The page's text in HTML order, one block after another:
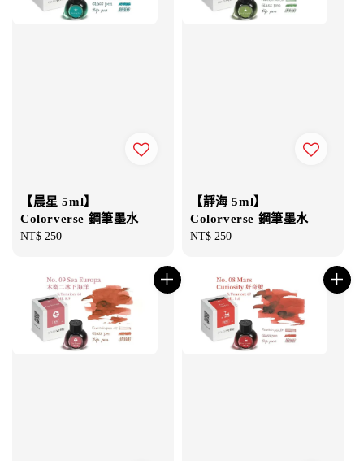
【晨星 5ml】
Colorverse 鋼筆墨水
Regular
NT$ 250
【靜海 5ml】
Colorverse 鋼筆墨水
Regular
NT$ 250